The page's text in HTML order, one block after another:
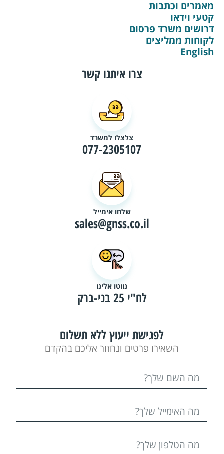
מאמרים וכתבות
קטעי וידאו
דרושים משרד פרסום
לקוחות ממליצים
English
צרו איתנו קשר
צלצלו למשרד
077-2305107
שלחו אימייל
sales@gnss.co.il
נווטו אלינו
לח"י 25 בני-ברק
לפגישת ייעוץ ללא תשלום
השאירו פרטים ונחזור אליכם בהקדם